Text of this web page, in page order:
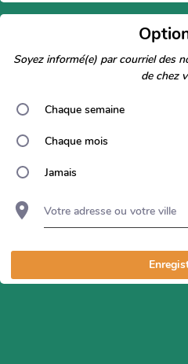
Soyez informé(e) par courriel des
de chez
Chaque semaine
Chaque mois
Jamais
Votre adresse ou votre ville